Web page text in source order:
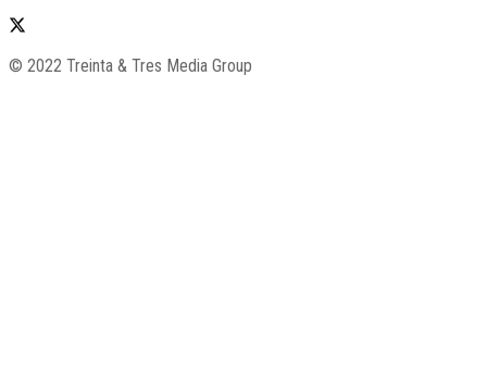
© 2022 Treinta & Tres Media Group